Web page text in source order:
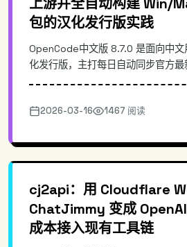
包的汉化发行版实践
OpenCode中文版 8.7.0 是面向中
化发行版，主打每日自动同步官方最
用痛点切入，讲清上游同步、CI/
布的核心思路，并给出安装与使用示
2026-03-16 1467 阅读
cj2api：用 Cloudflare
ChatJimmy 变成
成本接入现有工具链